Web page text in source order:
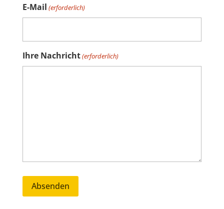
E-Mail (erforderlich)
Ihre Nachricht(erforderlich)